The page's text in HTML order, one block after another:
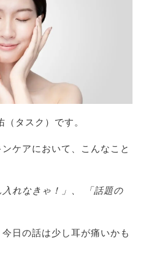
タスク）です。
ケアにおいて、こんなこと
入れなきゃ！」、 「話題の
日の話は少し耳が痛いかも